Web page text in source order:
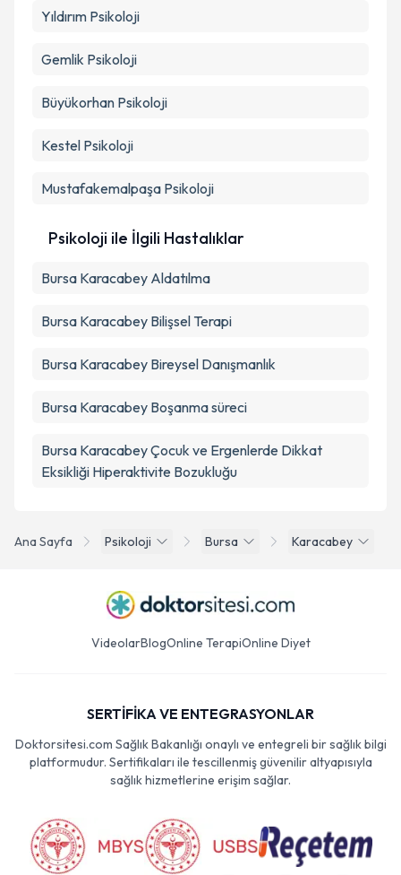
Ana Sayfa Psikoloji Bursa Karacabey
Yıldırım Psikoloji
Gemlik Psikoloji
Büyükorhan Psikoloji
Kestel Psikoloji
Mustafakemalpaşa Psikoloji
Psikoloji ile İlgili Hastalıklar
Bursa Karacabey Aldatılma
Bursa Karacabey Bilişsel Terapi
Bursa Karacabey Bireysel Danışmanlık
Bursa Karacabey Boşanma süreci
Bursa Karacabey Çocuk ve Ergenlerde Dikkat
Eksikliği Hiperaktivite Bozukluğu
VideolarBlogOnline TerapiOnline Diyet
SERTİFİKA VE ENTEGRASYONLAR
Doktorsitesi.com Sağlık Bakanlığı onaylı ve entegreli bir sağlık bilgi
platformudur. Sertifikaları ile tescillenmiş güvenilir altyapısıyla
sağlık hizmetlerine erişim sağlar.